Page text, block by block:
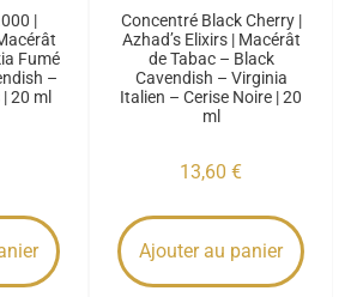
|
Fumé
–
20 ml
Concentré Black Cherry |
Azhad’s Elixirs | Macérât
de Tabac – Black
Cavendish – Virginia
Italien – Cerise Noire | 20
ml
13,60 €
Ajouter au panier